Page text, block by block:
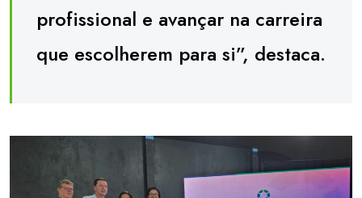
profissional e avançar na carreira
que escolherem para si”, destaca.